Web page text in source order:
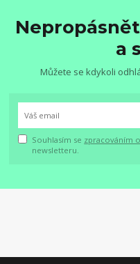
a
Můžete se kdykoli
Souhlasím se zpracováním
newsletteru.